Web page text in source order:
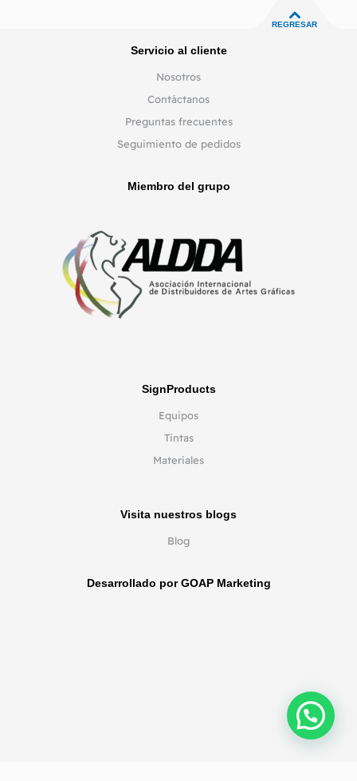
REGRESAR
Servicio al cliente
Nosotros
Contáctanos
Preguntas frecuentes
Seguimiento de pedidos
Miembro del grupo
SignProducts
Equipos
Tintas
Materiales
Desarrollado por GOAP Marketing
Visita nuestros blogs
Blog